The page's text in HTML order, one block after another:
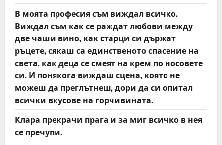
В моята професия съм виждал всичко.
Виждал съм как се раждат любови между
две чаши вино, как старци си държат
ръцете, сякаш са единственото спасение на
света, как деца се смеят на крем по носовете
си. И понякога виждаш сцена, която не
можеш да преглътнеш, дори да си опитал
всички вкусове на горчивината.
Клара прекрачи прага и за миг всичко в нея
се пречупи.